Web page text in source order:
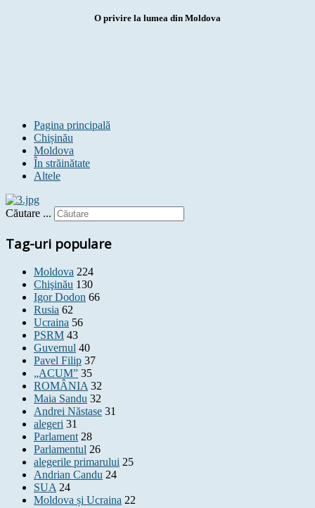
O privire la lumea din Moldova
Pagina principală
Chișinău
Moldova
În străinătate
Altele
Căutare ...
Tag-uri populare
Moldova 224
Chişinău 130
Igor Dodon 66
Rusia 62
Ucraina 56
PSRM 43
Guvernul 40
Pavel Filip 37
„ACUM” 35
ROMÂNIA 32
Maia Sandu 32
Andrei Năstase 31
alegeri 31
Parlament 28
Parlamentul 26
alegerile primarului 25
Andrian Candu 24
SUA 24
Moldova și Ucraina 22